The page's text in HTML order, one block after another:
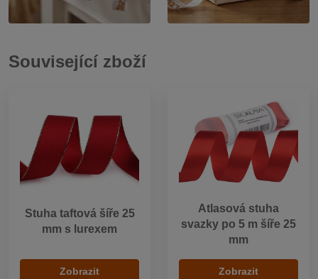
Související zboží
Stuha taftová šíře 25
mm s lurexem
Zobrazit
Atlasová stuha
svazky po 5 m šíře 25
mm
Zobrazit